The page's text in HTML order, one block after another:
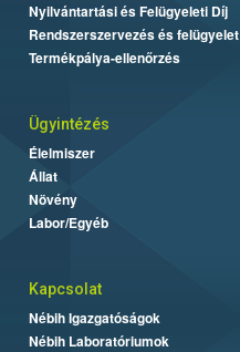
Nyilvántartási és Felügyeleti Díj
Rendszerszervezés és felügyelet
Termékpálya-ellenőrzés
Ügyintézés
Élelmiszer
Állat
Növény
Labor/Egyéb
Kapcsolat
Nébih Igazgatóságok
Nébih Laboratóriumok